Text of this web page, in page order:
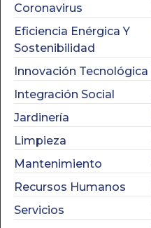
Coronavirus
Eficiencia Enérgica Y
Sostenibilidad
Innovación Tecnológica
Integración Social
Jardinería
Limpieza
Mantenimiento
Recursos Humanos
Servicios
SECTOR